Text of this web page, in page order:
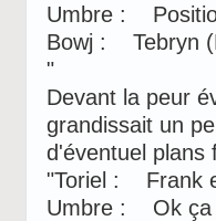
Umbre :
Bowj : Tebryn
"
Devant la peur
grandissait un
d'éventuel plans
"Toriel : Frank
Umbre : Ok ça